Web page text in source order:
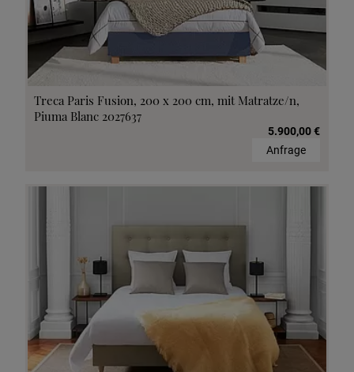
Treca Paris Fusion, 200 x 200 cm, mit Matratze/n,
Piuma Blanc 2027637
5.900,00 €
Anfrage